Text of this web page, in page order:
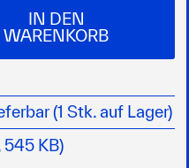
IN DEN
WARENKORB
(1 Stk. auf Lager)
545 KB)